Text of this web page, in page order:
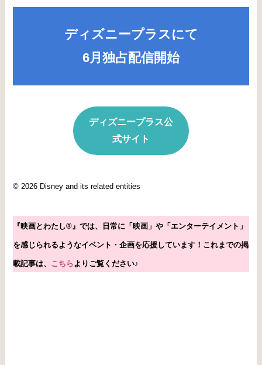
ディズニープラスにて
6月独占配信開始
ディズニープラス公
式サイト
© 2026 Disney and its related entities
『映画とわたし®』では、日常に「映画」や「エンターテイメント」
を感じられるようなイベント・企画を応援しています！これまでの掲
載記事は、 こちら よりご覧ください♪